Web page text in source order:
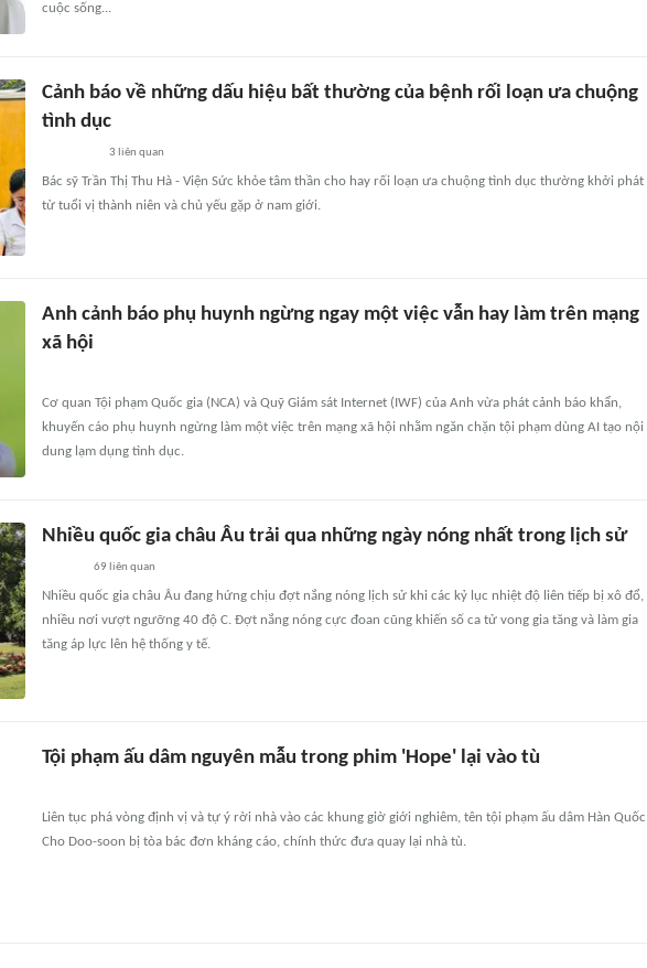
cuộc sống...
Cảnh báo về những dấu hiệu bất thường của bệnh rối loạn ưa chuộng
tình dục
3 liên quan
Bác sỹ Trần Thị Thu Hà - Viện Sức khỏe tâm thần cho hay rối loạn ưa chuộng tình dục thường khởi phát
từ tuổi vị thành niên và chủ yếu gặp ở nam giới.
Anh cảnh báo phụ huynh ngừng ngay một việc vẫn hay làm trên mạng
xã hội
Cơ quan Tội phạm Quốc gia (NCA) và Quỹ Giám sát Internet (IWF) của Anh vừa phát cảnh báo khẩn,
khuyến cáo phụ huynh ngừng làm một việc trên mạng xã hội nhằm ngăn chặn tội phạm dùng AI tạo nội
dung lạm dụng tình dục.
Nhiều quốc gia châu Âu trải qua những ngày nóng nhất trong lịch sử
69 liên quan
Nhiều quốc gia châu Âu đang hứng chịu đợt nắng nóng lịch sử khi các kỷ lục nhiệt độ liên tiếp bị xô đổ,
nhiều nơi vượt ngưỡng 40 độ C. Đợt nắng nóng cực đoan cũng khiến số ca tử vong gia tăng và làm gia
tăng áp lực lên hệ thống y tế.
Tội phạm ấu dâm nguyên mẫu trong phim 'Hope' lại vào tù
Liên tục phá vòng định vị và tự ý rời nhà vào các khung giờ giới nghiêm, tên tội phạm ấu dâm Hàn Quốc
Cho Doo-soon bị tòa bác đơn kháng cáo, chính thức đưa quay lại nhà tù.